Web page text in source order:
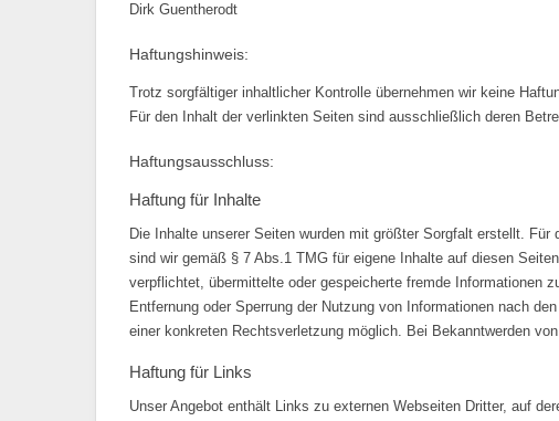
Dirk Guentherodt
Haftungshinweis:
Trotz sorgfältiger inhaltlicher Kontrolle übernehmen wir keine
Für den Inhalt der verlinkten Seiten sind ausschließlich deren
Haftungsausschluss:
Haftung für Inhalte
Die Inhalte unserer Seiten wurden mit größter Sorgfalt erstellt.
sind wir gemäß § 7 Abs.1 TMG für eigene Inhalte auf diesen
verpflichtet, übermittelte oder gespeicherte fremde Informationen
Entfernung oder Sperrung der Nutzung von Informationen nach
einer konkreten Rechtsverletzung möglich. Bei Bekanntwerden
Haftung für Links
Unser Angebot enthält Links zu externen Webseiten Dritter, auf